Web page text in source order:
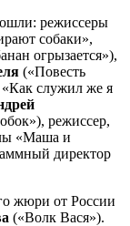
режиссеры
собаки»,
огрызается»),
(«Повесть
«Как служил же я
режиссер,
«Маша и
директор
жюри от России
(«Волк Вася»).